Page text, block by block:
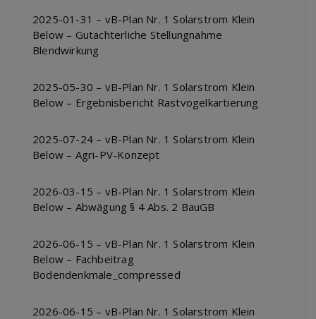
2025-01-31 – vB-Plan Nr. 1 Solarstrom Klein
Below – Gutachterliche Stellungnahme
Blendwirkung
2025-05-30 – vB-Plan Nr. 1 Solarstrom Klein
Below – Ergebnisbericht Rastvogelkartierung
2025-07-24 – vB-Plan Nr. 1 Solarstrom Klein
Below – Agri-PV-Konzept
2026-03-15 – vB-Plan Nr. 1 Solarstrom Klein
Below – Abwägung § 4 Abs. 2 BauGB
2026-06-15 – vB-Plan Nr. 1 Solarstrom Klein
Below – Fachbeitrag
Bodendenkmale_compressed
2026-06-15 – vB-Plan Nr. 1 Solarstrom Klein